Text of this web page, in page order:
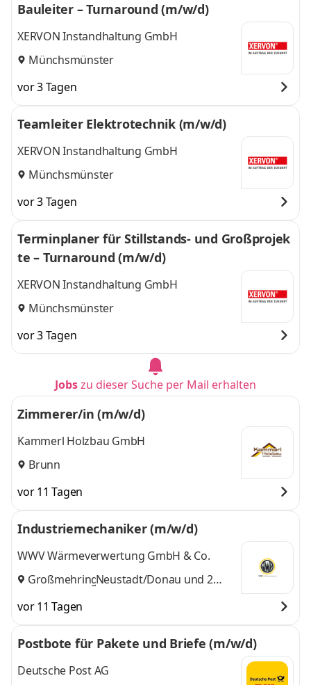
Bauleiter – Turnaround (m/w/d)
XERVON Instandhaltung GmbH
Münchsmünster
vor 3 Tagen
Teamleiter Elektrotechnik (m/w/d)
XERVON Instandhaltung GmbH
Münchsmünster
vor 3 Tagen
Terminplaner für Stillstands- und Großprojek
te – Turnaround (m/w/d)
XERVON Instandhaltung GmbH
Münchsmünster
vor 3 Tagen
Jobszu dieser Suche per Mail erhalten
Zimmerer/in (m/w/d)
Kammerl Holzbau GmbH
Brunn
vor 11 Tagen
Industriemechaniker (m/w/d)
WWV Wärmeverwertung GmbH & Co.
Großmehring,
Neustadt/Donau und 2
vor 11 Tagen
Postbote für Pakete und Briefe (m/w/d)
Deutsche Post AG